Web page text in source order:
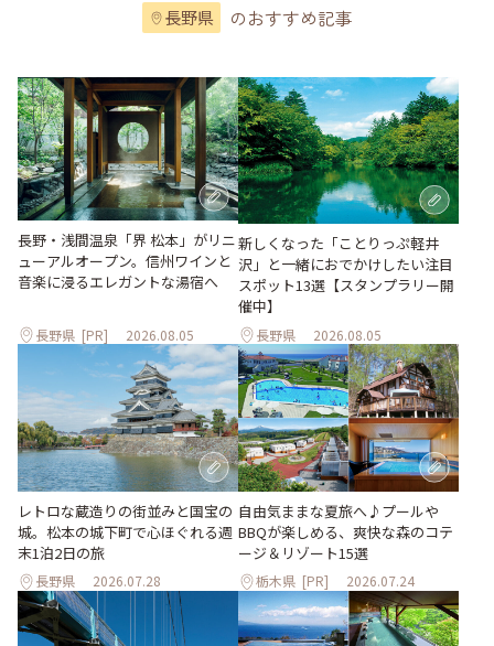
長野県 のおすすめ記事
長野・浅間温泉「界 松本」がリニ
ューアルオープン。信州ワインと
音楽に浸るエレガントな湯宿へ
長野県 [PR] 2026.08.05
新しくなった「ことりっぷ軽井
沢」と一緒におでかけしたい注目
スポット13選【スタンプラリー開
催中】
長野県 2026.08.05
レトロな蔵造りの街並みと国宝の
城。松本の城下町で心ほぐれる週
末1泊2日の旅
長野県 2026.07.28
自由気ままな夏旅へ♪プールや
BBQが楽しめる、爽快な森のコテ
ージ＆リゾート15選
栃木県 [PR] 2026.07.24